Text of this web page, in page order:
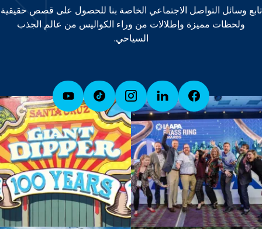
تابع وسائل التواصل الاجتماعي الخاصة بنا للحصول على قصص حقيقية
ولحظات مميزة وإطلالات من وراء الكواليس من عالم الجذب
السياحي.